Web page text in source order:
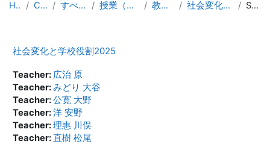
Home Courses すべてのコース 授業（大学院生向け） 教育学研究科 社会変化と学校役割2025 Summary
社会変化と学校役割2025
Teacher: 広治 原
Teacher:みどり 大谷
Teacher:公寛 大野
Teacher:洋 安野
Teacher:理惠 川俣
Teacher:直樹 松尾